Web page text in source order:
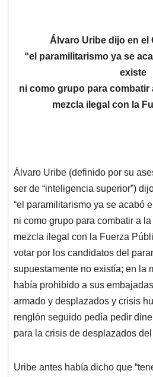
Álvaro Uribe dijo en el
“el paramilitarismo ya se
existe
ni como grupo para combatir
mezcla ilegal con la
Álvaro Uribe (definido por su
ser de “inteligencia superior”)
“el paramilitarismo ya se acabó
ni como grupo para combatir a
mezcla ilegal con la Fuerza
votar por los candidatos del
supuestamente no existía; en la
había prohibido a sus
armado y desplazados y crisis
renglón seguido pedía pedir
para la crisis de desplazados
Uribe antes había dicho que